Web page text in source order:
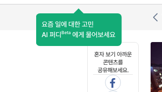
요즘 일에 대한 고민
AI 퍼디 Beta 에게 물어보세요
혼자 보기 아까운
콘텐츠를
공유해보세요.